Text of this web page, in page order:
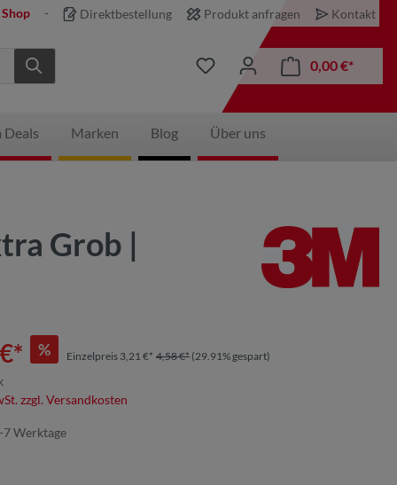
Direktbestellung Produkt anfragen Kontakt
0,00 €*
Deals Marken Blog Über uns
Grob |
% Einzelpreis 3,21 €* 4,58 €* (29.91% gespart)
zzgl. Versandkosten
Werktage